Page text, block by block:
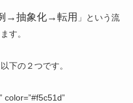
→抽象化→転用 」という流
す。
下の２つです。
color=”#f5c51d”